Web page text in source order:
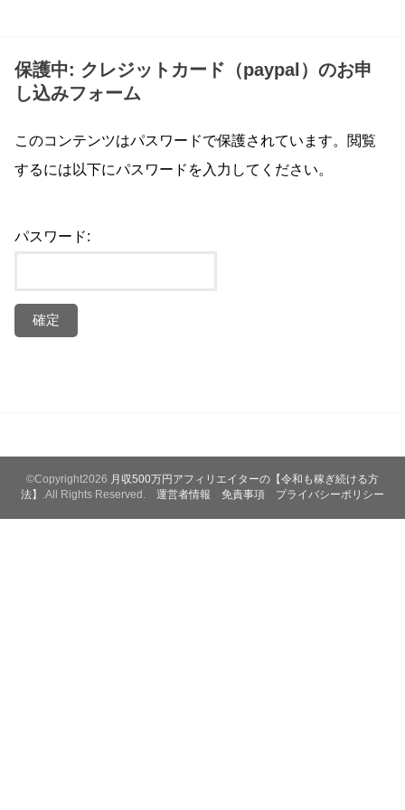
保護中: クレジットカード（paypal）のお申
し込みフォーム
このコンテンツはパスワードで保護されています。閲覧
するには以下にパスワードを入力してください。
パスワード:
©Copyright2026 月収500万円アフィリエイターの【令和も稼ぎ続ける方
法】 .All Rights Reserved. 運営者情報 免責事項 プライバシーポリシー